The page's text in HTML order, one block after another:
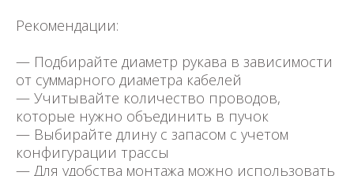
Рекомендации:
— Подбирайте диаметр рукава в зависимости
от суммарного диаметра кабелей
— Учитывайте количество проводов,
которые нужно объединить в пучок
— Выбирайте длину с запасом с учетом
конфигурации трассы
— Для удобства монтажа можно использовать